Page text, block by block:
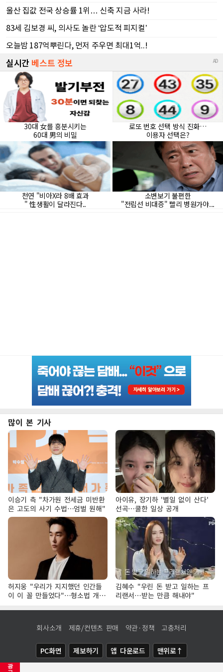
광
많이 본 기사
이승기 측 "차가원 전세금 미반환
은 고도의 사기 수법…엄벌 원해"
아이유, 장기하 '별일 없이 산다'
선곡…쿨한 일상 공개
허지웅 "우리가 지지했던 인간들
이 이 꼴 만들었다"…형소법 개정
에 격한 반응
김혜수 "우린 돈 받고 일하는 프
리랜서…받는 만큼 해내야"
회사소개 제휴/컨텐츠 판매 약관·정책 고충처리
PC화면 제보하기 앱 다운로드 맨위로↑